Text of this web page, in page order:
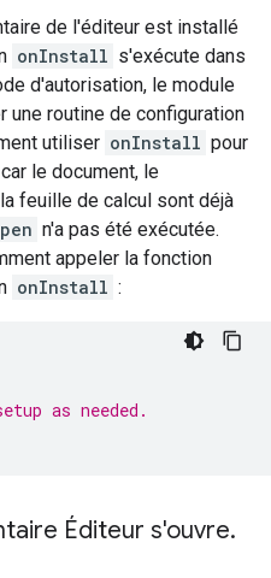
de l'éditeur est installé
onInstall s'exécute dans
d'autorisation, le module
une routine de configuration
utiliser onInstall pour
le document, le
feuille de calcul sont déjà
n'a pas été exécutée.
appeler la fonction
onInstall :
as needed.
Éditeur s'ouvre.